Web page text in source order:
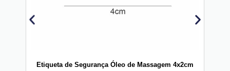
Etiqueta de Segurança Óleo de Massagem 4x2cm